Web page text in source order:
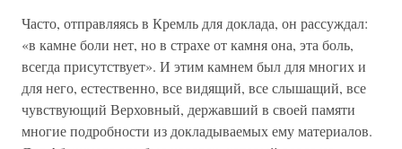
Часто, отправляясь в Кремль для доклада, он рассуждал:
«в камне боли нет, но в страхе от камня она, эта боль,
всегда присутствует». И этим камнем был для многих и
для него, естественно, все видящий, все слышащий, все
чувствующий Верховный, державший в своей памяти
многие подробности из докладываемых ему материалов.